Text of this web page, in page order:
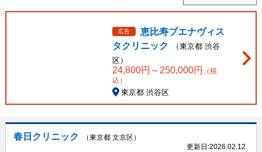
広告
恵比寿ブエナヴィス
タクリニック
（東京都 渋谷
区）
24,800円～250,000円
（税
込）
東京都 渋谷区
春日クリニック
（東京都 文京区）
更新日:2026.02.12